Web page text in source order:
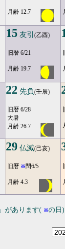
月齢 12.7
15 友引 (乙酉)
旧暦 6/21
月齢 19.7
22 先負(壬辰)
旧暦 6/28
大暑
月齢 26.7
29 仏滅(己亥)
旧暦 ※閏6/5
月齢 4.3
」があります( ※の日